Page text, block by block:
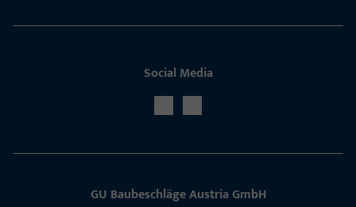
Social Media
GU Baubeschläge Aus­tria GmbH